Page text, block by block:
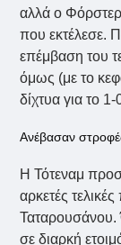
αλλά ο
που εκτέλεσε.
επέμβαση του
όμως (με το
δίχτυα για το 1-
Ανέβασαν
Η Τότεναμ
αρκετές
Ταταρουσάνου.
σε διαρκή